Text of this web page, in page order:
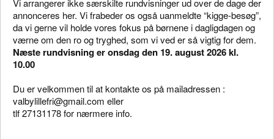
Vi arrangerer ikke særskilte rundvisninger ud over de dage der
annonceres her. Vi frabeder os også uanmeldte “kigge-besøg”,
da vi gerne vil holde vores fokus på børnene i dagligdagen og
værne om den ro og tryghed, som vi ved er så vigtig for dem.
Næste rundvisning er onsdag den 19. august 2026 kl.
10.00
Du er velkommen til at kontakte os på mailadressen :
valbylillefri@gmail.com eller
tlf 27131178 for nærmere info.